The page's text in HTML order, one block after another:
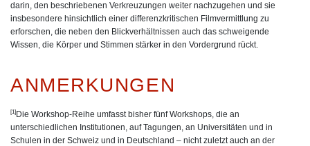
darin, den beschriebenen Verkreuzungen weiter nachzugehen und sie
insbesondere hinsichtlich einer differenzkritischen Filmvermittlung zu
erforschen, die neben den Blickverhältnissen auch das schweigende
Wissen, die Körper und Stimmen stärker in den Vordergrund rückt.
ANMERKUNGEN
[1]Die Workshop-Reihe umfasst bisher fünf Workshops, die an
unterschiedlichen Institutionen, auf Tagungen, an Universitäten und in
Schulen in der Schweiz und in Deutschland – nicht zuletzt auch an der